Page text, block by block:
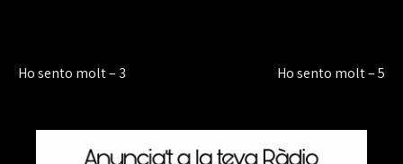
Navegación
entradas
Ho sento molt – 3 Ho sento molt – 5